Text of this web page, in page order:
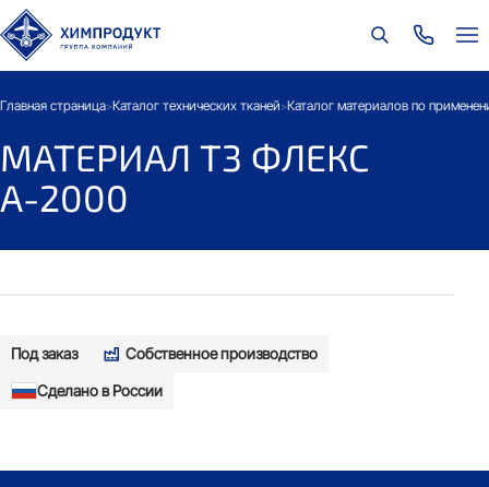
Главная страница>Каталог технических тканей>Каталог материалов по
МАТЕРИАЛ Т3 ФЛЕКС
А-2000
Под заказ
Собственное производство
Сделано в России